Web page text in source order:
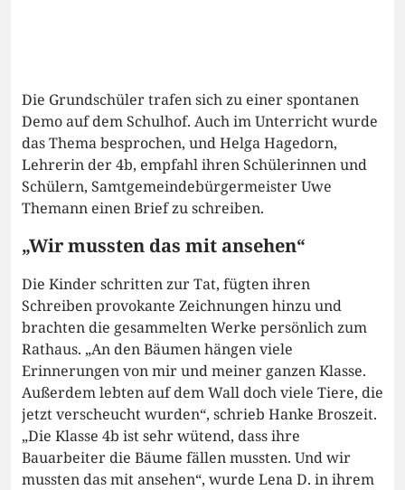
Die Grundschüler trafen sich zu einer spontanen
Demo auf dem Schulhof. Auch im Unterricht wurde
das Thema besprochen, und Helga Hagedorn,
Lehrerin der 4b, empfahl ihren Schülerinnen und
Schülern, Samtgemeindebürgermeister Uwe
Themann einen Brief zu schreiben.
„Wir mussten das mit ansehen“
Die Kinder schritten zur Tat, fügten ihren
Schreiben provokante Zeichnungen hinzu und
brachten die gesammelten Werke persönlich zum
Rathaus. „An den Bäumen hängen viele
Erinnerungen von mir und meiner ganzen Klasse.
Außerdem lebten auf dem Wall doch viele Tiere, die
jetzt verscheucht wurden“, schrieb Hanke Broszeit.
„Die Klasse 4b ist sehr wütend, dass ihre
Bauarbeiter die Bäume fällen mussten. Und wir
mussten das mit ansehen“, wurde Lena D. in ihrem